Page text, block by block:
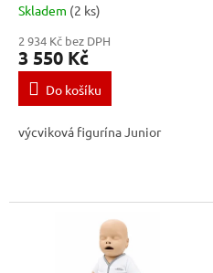
Skladem (2 ks)
2 934 Kč bez DPH
3 550 Kč
Do košíku
výcviková figurína Junior